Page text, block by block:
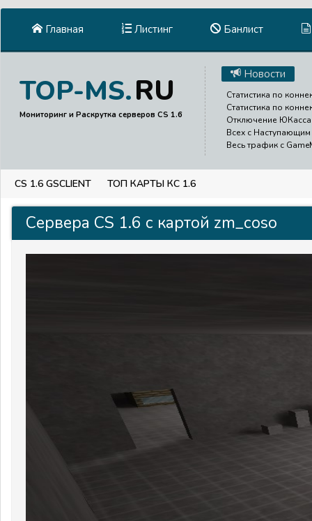
Главная Листинг Банлист
TOP-MS.RU
Мониторинг и Раскрутка серверов CS 1.6
Новости
Статистика по
Статистика по
Отключение
Всех с
Весь трафик с
CS 1.6 GSCLIENT ТОП КАРТЫ КС 1.6
Сервера CS 1.6 с картой zm_coso